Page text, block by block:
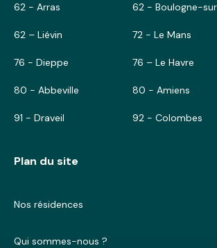
62 - Arras 62 - Boulogne-
62 – Liévin 72 - Le Mans
76 - Dieppe 76 – Le Havre
80 - Abbeville 80 - Amiens
91 - Draveil 92 - Colombes
Plan du site
Nos résidences
Qui sommes-nous ?